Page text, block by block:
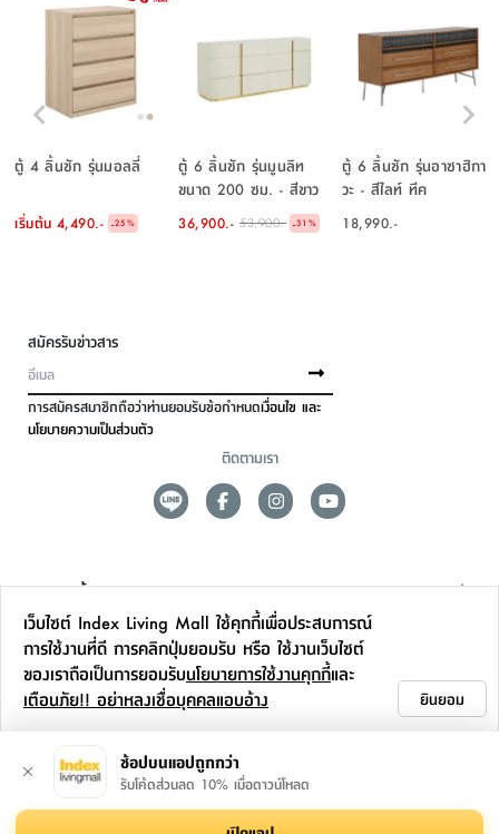
ตู้ 4 ลิ้นชัก รุ่นมอลลี่
เริ่มต้น 4,490.- -25%
ตู้ 6 ลิ้นชัก รุ่นมูนลิท
ขนาด 200 ซม. - สีขาว
งาช้าง
36,900.- 53,900.- -31 %
ตู้ 6 ลิ้นชัก รุ่นอาซาฮิกา
วะ - สีไลท์ ทีค
18,990.-
สมัครรับข่าวสาร
การสมัครสมาชิกถือว่าท่านยอมรับข้อกำหนดเงื่อนไข และ
นโยบายความเป็นส่วนตัว
ติดตามเรา
ดูแลลูกค้า
สาขาและการบริการ
ข้อมูลเพิ่มเติม
เว็บไซต์ Index Living Mall ใช้คุกกี้เพื่อประสบการณ์
การใช้งานที่ดี การคลิกปุ่มยอมรับ หรือ ใช้งานเว็บไซต์
ของเราถือเป็นการยอมรับนโยบายการใช้งานคุกกี้และ
เตือนภัย!! อย่าหลงเชื่อบุคคลแอบอ้าง
ยินยอม
ช้อปบนแอปถูกกว่า
รับโค้ดส่วนลด 10% เมื่อดาวน์โหลด